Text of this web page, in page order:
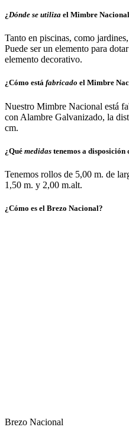
¿Dónde se utiliza el Mimbre
Tanto en piscinas, como
Puede ser un elemento para
elemento decorativo.
¿Cómo está fabricado el Mimbre
Nuestro Mimbre Nacional está
con Alambre Galvanizado, la
cm.
¿Qué medidas tenemos a
Tenemos rollos de 5,00 m. de
1,50 m. y 2,00 m.alt.
¿Cómo es el Brezo Nacional?
Brezo Nacional